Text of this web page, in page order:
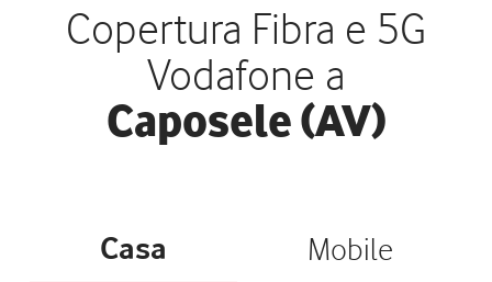
Copertura Fibra e 5G
Vodafone a
Caposele (AV)
Casa Mobile